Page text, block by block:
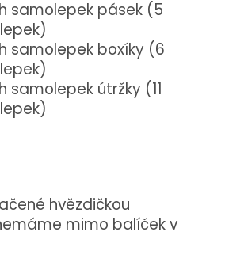
samolepek pásek (5
samolepek boxíky (6
samolepek útržky (11
hvězdičkou
mimo balíček v